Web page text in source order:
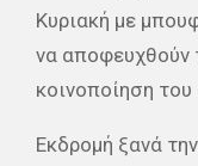
Κυριακή με
να αποφευχθούν
κοινοποίηση
Εκδρομή ξανά